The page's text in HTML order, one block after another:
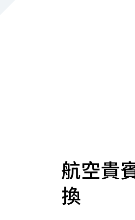
航空貴
換